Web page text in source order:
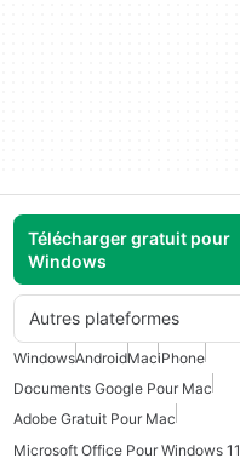
Télécharger gratuit pour
Windows
Autres plateformes
WindowsAndroidMaciPhone
Documents Google Pour Mac
Adobe Gratuit Pour Mac
Microsoft Office Pour Windows 11